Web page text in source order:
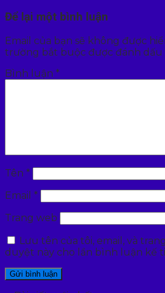
Để lại một bình luận
Email của bạn sẽ không được
trường bắt buộc được đánh dấu
Bình luận *
Tên *
Email *
Trang web
Lưu tên của tôi, email, và
duyệt này cho lần bình luận kế